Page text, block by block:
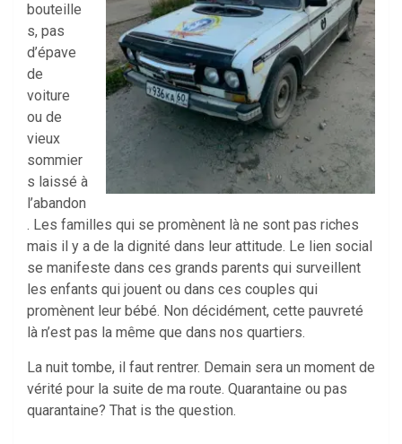
bouteille
s, pas
d’épave
de
voiture
ou de
vieux
sommier
s laissé à
l’abandon
. Les familles qui se promènent là ne sont pas riches
mais il y a de la dignité dans leur attitude. Le lien social
se manifeste dans ces grands parents qui surveillent
les enfants qui jouent ou dans ces couples qui
promènent leur bébé. Non décidément, cette pauvreté
là n’est pas la même que dans nos quartiers.
La nuit tombe, il faut rentrer. Demain sera un moment de
vérité pour la suite de ma route. Quarantaine ou pas
quarantaine? That is the question.